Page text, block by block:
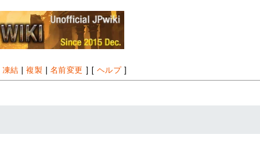
凍結 |複製 名前変更 ] [ ヘルプ]